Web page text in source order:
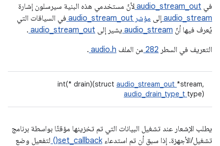
في audio_stream_out لأنّ مستخدمي هذه البنية سيرسلون إشارة
audio_stream إلى مؤشر audio_stream_out
في السياقات التي
يُعرف فيها أنّ audio_stream يشير إلى audio_stream_out
.
التعريف في السطر 282 من الملف audio.h
.
int(* drain)(struct audio_stream_out *stream,
audio_drain_type_t type)
يطلب الإشعار عند تشغيل البيانات التي تم تخزينها مؤقتًا بواسطة برنامج
تشغيل/الأجهزة. إذا سبق أن تم استدعاءset_callback()
لتفعيل وضع